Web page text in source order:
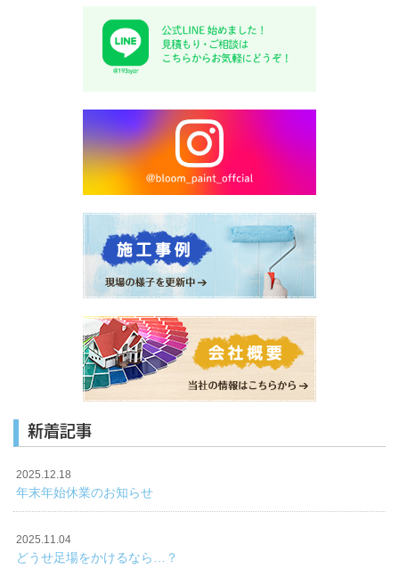
新着記事
2025.12.18
年末年始休業のお知らせ
2025.11.04
どうせ足場をかけるなら…？